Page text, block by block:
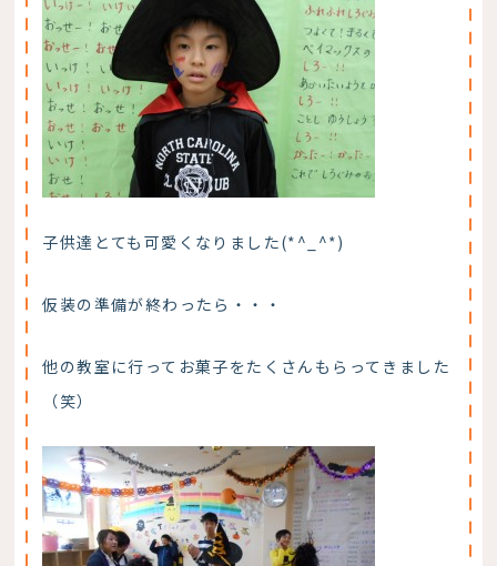
子供達とても可愛くなりました(*^_^*)
仮装の準備が終わったら・・・
他の教室に行ってお菓子をたくさんもらってきました
（笑）